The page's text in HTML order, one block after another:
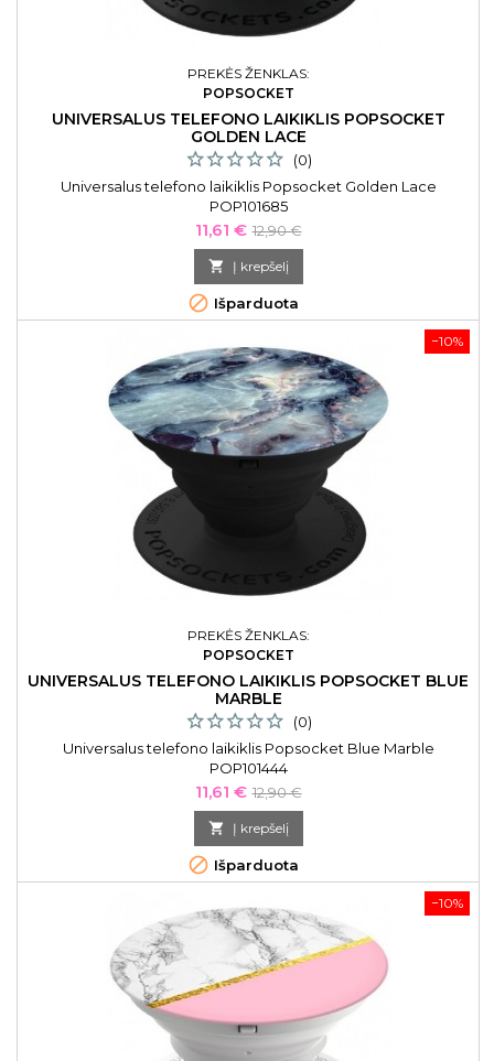
PREKĖS ŽENKLAS:
POPSOCKET
UNIVERSALUS TELEFONO LAIKIKLIS POPSOCKET
GOLDEN LACE
(0)
Universalus telefono laikiklis Popsocket Golden Lace
POP101685
Kaina
11,61 € Bazinė
kaina
12,90 €
 Į krepšelį
 Išparduota
−10%
PREKĖS ŽENKLAS:
POPSOCKET
UNIVERSALUS TELEFONO LAIKIKLIS POPSOCKET BLUE
MARBLE
(0)
Universalus telefono laikiklis Popsocket Blue Marble
POP101444
Kaina
11,61 € Bazinė
kaina
12,90 €
 Į krepšelį
 Išparduota
−10%